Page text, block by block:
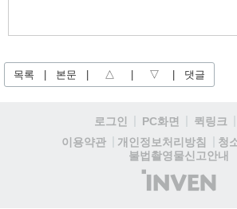
목록 본문 △ ▽ 댓글
로그인 PC화면 퀵링크
이용약관
개인정보처리방침
청
불법촬영물신고안내
(주)
인